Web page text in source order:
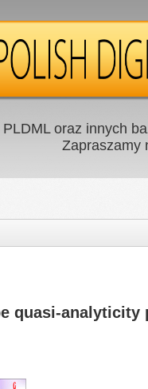
PLDML oraz innych
Zapraszamy
quasi-analyticity